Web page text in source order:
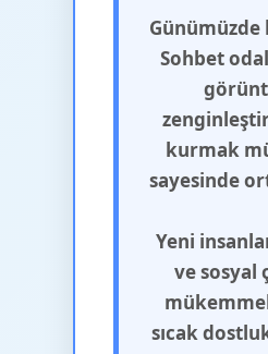
Günümüzde
Sohbet
kurmak
sayesinde
Yeni
ve sosyal
sıcak